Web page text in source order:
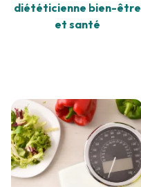
diététicienne bien-être
et santé